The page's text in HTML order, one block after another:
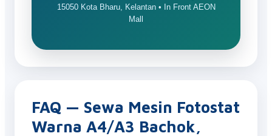
15050 Kota Bharu, Kelantan • In Front AEON
Mall
FAQ — Sewa Mesin Fotostat
Warna A4/A3 Bachok,